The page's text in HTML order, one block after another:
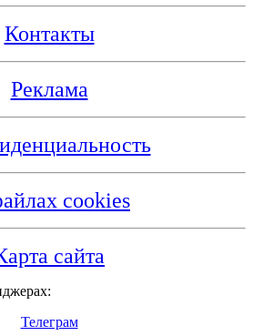
Контакты
Реклама
cookies
сайта
Телеграм